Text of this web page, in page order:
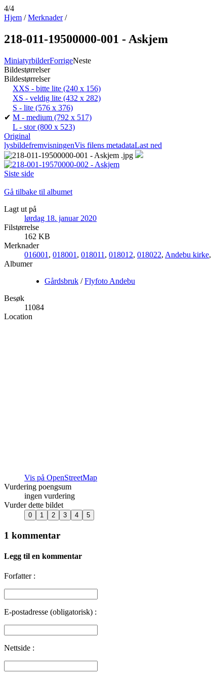
4/4
Hjem /Merknader /
218-011-19500000-001 - Askjem
MiniatyrbilderForrigeNeste
Bildestørrelser
Bildestørrelser
XXS - bitte lite (240 x 156)
XS - veldig lite (432 x 282)
S - lite (576 x 376)
✔ M - medium (792 x 517)
L - stor(800 x 523)
Original
lysbildefremvisningenVis filens metadataLast ned
Siste side
Gå tilbake til albumet
Lagt ut på
lørdag 18. januar 2020
Filstørrelse
162 KB
Merknader
016001 , 018001 , 018011 , 018012, 018022, Andebu kirke,
Albumer
Gårdsbruk /Flyfoto Andebu
Besøk
11084
Location
Vis på OpenStreetMap
Vurdering poengsum
ingen vurdering
Vurder dette bildet
1 kommentar
Legg til en kommentar
Forfatter :
E-postadresse (obligatorisk) :
Nettside :